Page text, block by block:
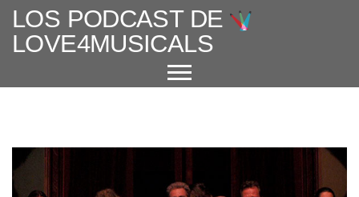
LOS PODCAST DE
LOVE4MUSICALS
CUÉNTAME UN MUSICAL
EL MUSICAL EN ESPAÑA